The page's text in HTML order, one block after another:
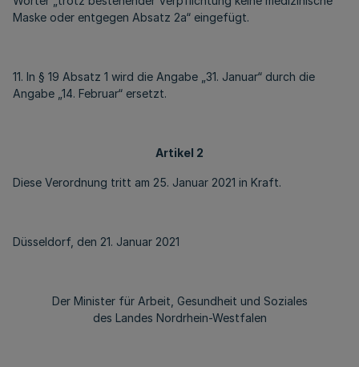
Maske oder entgegen Absatz 2a“ eingefügt.
11. In § 19 Absatz 1 wird die Angabe „31. Januar“ durch die
Angabe „14. Februar“ ersetzt.
Artikel 2
Diese Verordnung tritt am 25. Januar 2021 in Kraft.
Düsseldorf, den 21. Januar 2021
Der Minister für Arbeit, Gesundheit und Soziales
des Landes Nordrhein-Westfalen